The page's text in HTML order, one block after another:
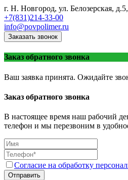
г. Н. Новгород, ул. Белозерская,
+7(831)214-33-00
info@povpolimer.ru
Заказать звонок
Заказ обратного звонка
Ваш заявка принята. Ожидайте
Заказ обратного звонка
В настоящее время наш рабочий
телефон и мы перезвоним в
Согласие на обработку
Отправить